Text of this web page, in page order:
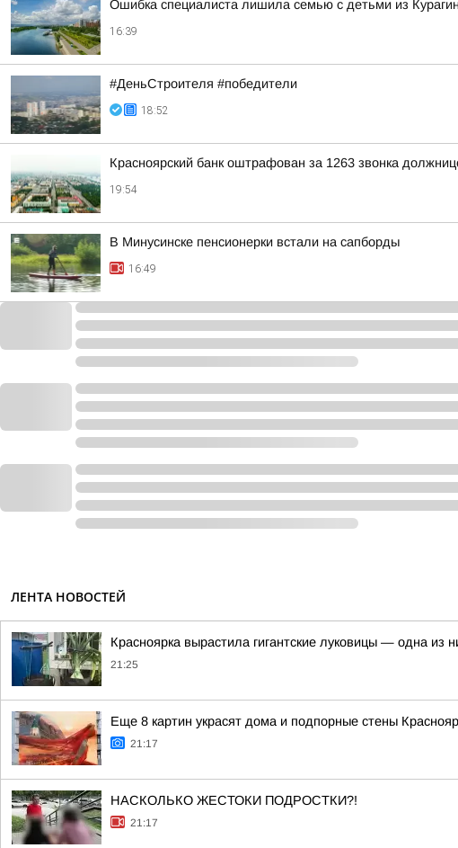
Ошибка специалиста лишила семью с детьми из
16:39
#ДеньСтроителя #победители
18:52
Красноярский банк оштрафован за 1263 звонка
19:54
В Минусинске пенсионерки встали на сапборды
16:49
ЛЕНТА НОВОСТЕЙ
Красноярка вырастила гигантские луковицы — одна из
21:25
Еще 8 картин украсят дома и подпорные стены
21:17
НАСКОЛЬКО ЖЕСТОКИ ПОДРОСТКИ?!
21:17